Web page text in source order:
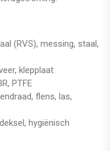
(RVS), messing, staal,
klepplaat
PTFE
flens, las,
hygiënisch